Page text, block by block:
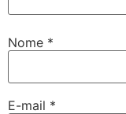
Nome *
E-mail *